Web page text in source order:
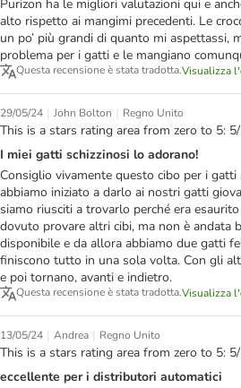
Purizon ha le migliori valutazioni qui e
alto rispetto ai mangimi precedenti. Le
un po’ più grandi di quanto mi aspettassi,
problema per i gatti e le mangiano
Questa recensione è stata tradotta.Visualizza
29/05/24 | John Bolton | Regno Unito
This is a stars rating area from zero to 5:
I miei gatti schizzinosi lo adorano!
Consiglio vivamente questo cibo per i gatti
abbiamo iniziato a darlo ai nostri gatti
siamo riusciti a trovarlo perché era
dovuto provare altri cibi, ma non è andata
disponibile e da allora abbiamo due gatti
finiscono tutto in una sola volta. Con gli
e poi tornano, avanti e indietro.
Questa recensione è stata tradotta.Visualizza
13/05/24 | Andrea | Regno Unito
This is a stars rating area from zero to 5:
eccellente per i distributori automatici